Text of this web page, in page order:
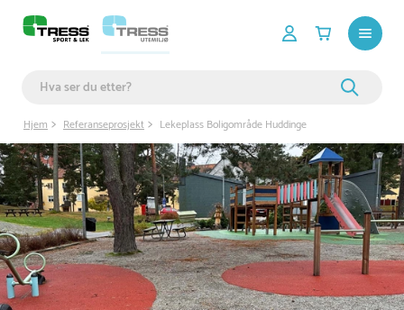
Hjem Referanseprosjekt Lekeplass Boligområde Huddinge